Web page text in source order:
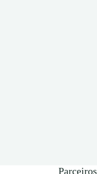
Parceiros